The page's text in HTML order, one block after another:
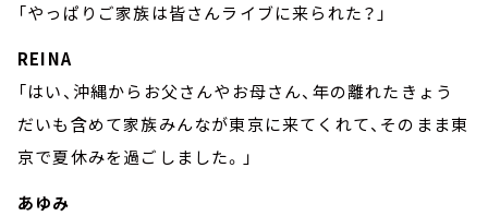
「やっぱりご家族は皆さんライブに来られた？」
REINA
「はい、沖縄からお父さんやお母さん、年の離れたきょう
だいも含めて家族みんなが東京に来てくれて、そのまま東
京で夏休みを過ごしました。」
あゆみ